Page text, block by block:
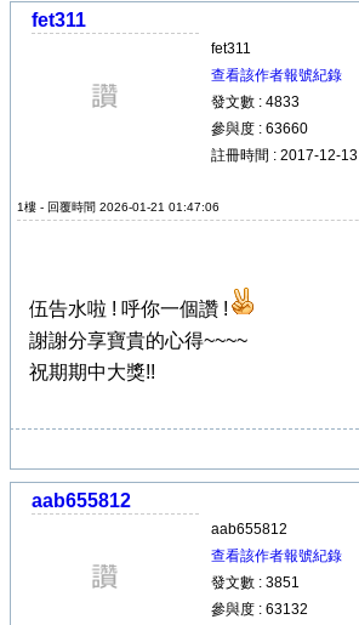
fet311
fet311
查看該作者報號紀錄
發文數 : 4833
參與度 : 63660
註冊時間 : 2017-12-13
1樓 - 回覆時間 2026-01-21 01:47:06
伍告水啦 ! 呼你一個讚 !
謝謝分享寶貴的心得~~~~
祝期期中大獎!!
aab655812
aab655812
查看該作者報號紀錄
發文數 : 3851
參與度 : 63132